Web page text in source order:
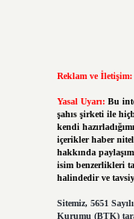
Reklam ve İletişim:
Yasal Uyarı: Bu
şahıs şirketi ile
kendi
içerikler haber
hakkında
isim benzerlikleri
halindedir ve
Sitemiz, 5651
Kurumu (BTK)